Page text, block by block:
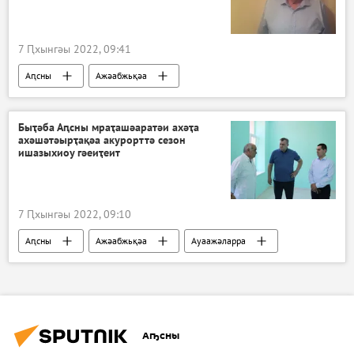
7 Ԥхынгәы 2022, 09:41
Аԥсны Ажәабжьқәа
Быҭәба Аԥсны мраҭашәаратәи ахәҭа
ахәшәтәырҭақәа акурорттә сезон
ишазыхиоу гәеиҭеит
7 Ԥхынгәы 2022, 09:10
Аԥсны Ажәабжьқәа Ауаажәларра
Аҧсны